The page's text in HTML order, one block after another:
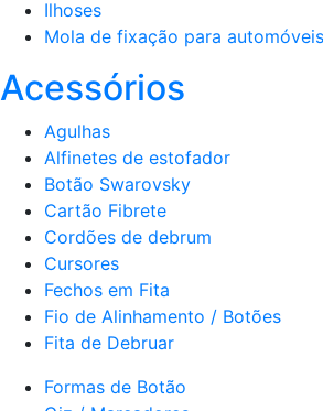
Ilhoses
Mola de fixação para automóveis
Acessórios
Agulhas
Alfinetes de estofador
Botão Swarovsky
Cartão Fibrete
Cordões de debrum
Cursores
Fechos em Fita
Fio de Alinhamento / Botões
Fita de Debruar
Formas de Botão